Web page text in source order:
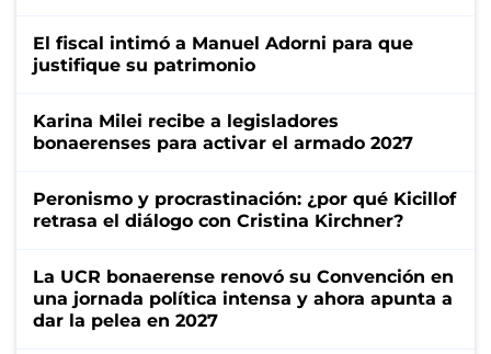
El fiscal intimó a Manuel Adorni para que
justifique su patrimonio
Karina Milei recibe a legisladores
bonaerenses para activar el armado 2027
Peronismo y procrastinación: ¿por qué Kicillof
retrasa el diálogo con Cristina Kirchner?
La UCR bonaerense renovó su Convención en
una jornada política intensa y ahora apunta a
dar la pelea en 2027